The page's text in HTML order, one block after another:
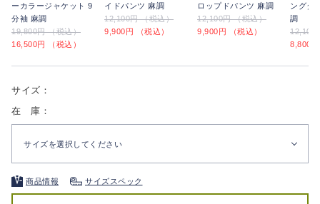
ーカラージャケット 9
分袖 麻調
19,800円 （税込）
16,500円 （税込）
イドパンツ 麻調
12,100円 （税込）
9,900円 （税込）
ロップドパンツ 麻調
12,100円 （税込）
9,900円 （税込）
ングタ
調
12,100
8,800
サイズ：
在 庫：
サイズを選択してください
商品情報 サイズスペック